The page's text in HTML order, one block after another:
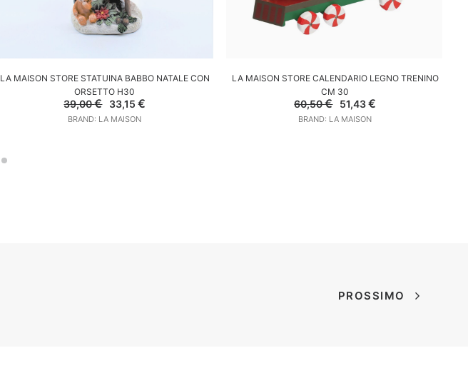
AGGIUNGI AL CARRELLO
LA MAISON STORE STATUINA BABBO NATALE CON
ORSETTO H30
39,00€
Il
prezzo
originale
33,15 €Il
BRAND: LA MAISON
AGGIUNGI AL CARRELLO
LA MAISON STORE CALENDARIO LEGNO TRENINO
CM 30
60,50€
Il
prezzo
originale
51,43€Il
BRAND: LA MAISON
PROSSIMO